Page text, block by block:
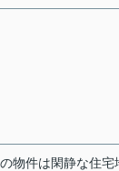
物件は閑静な住